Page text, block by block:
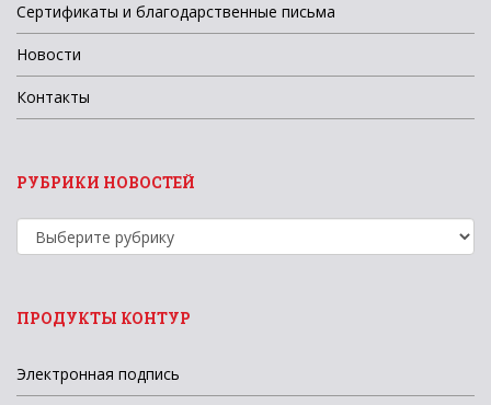
Сертификаты и благодарственные письма
Новости
Контакты
РУБРИКИ НОВОСТЕЙ
Рубрики
новостей
ПРОДУКТЫ КОНТУР
Электронная подпись